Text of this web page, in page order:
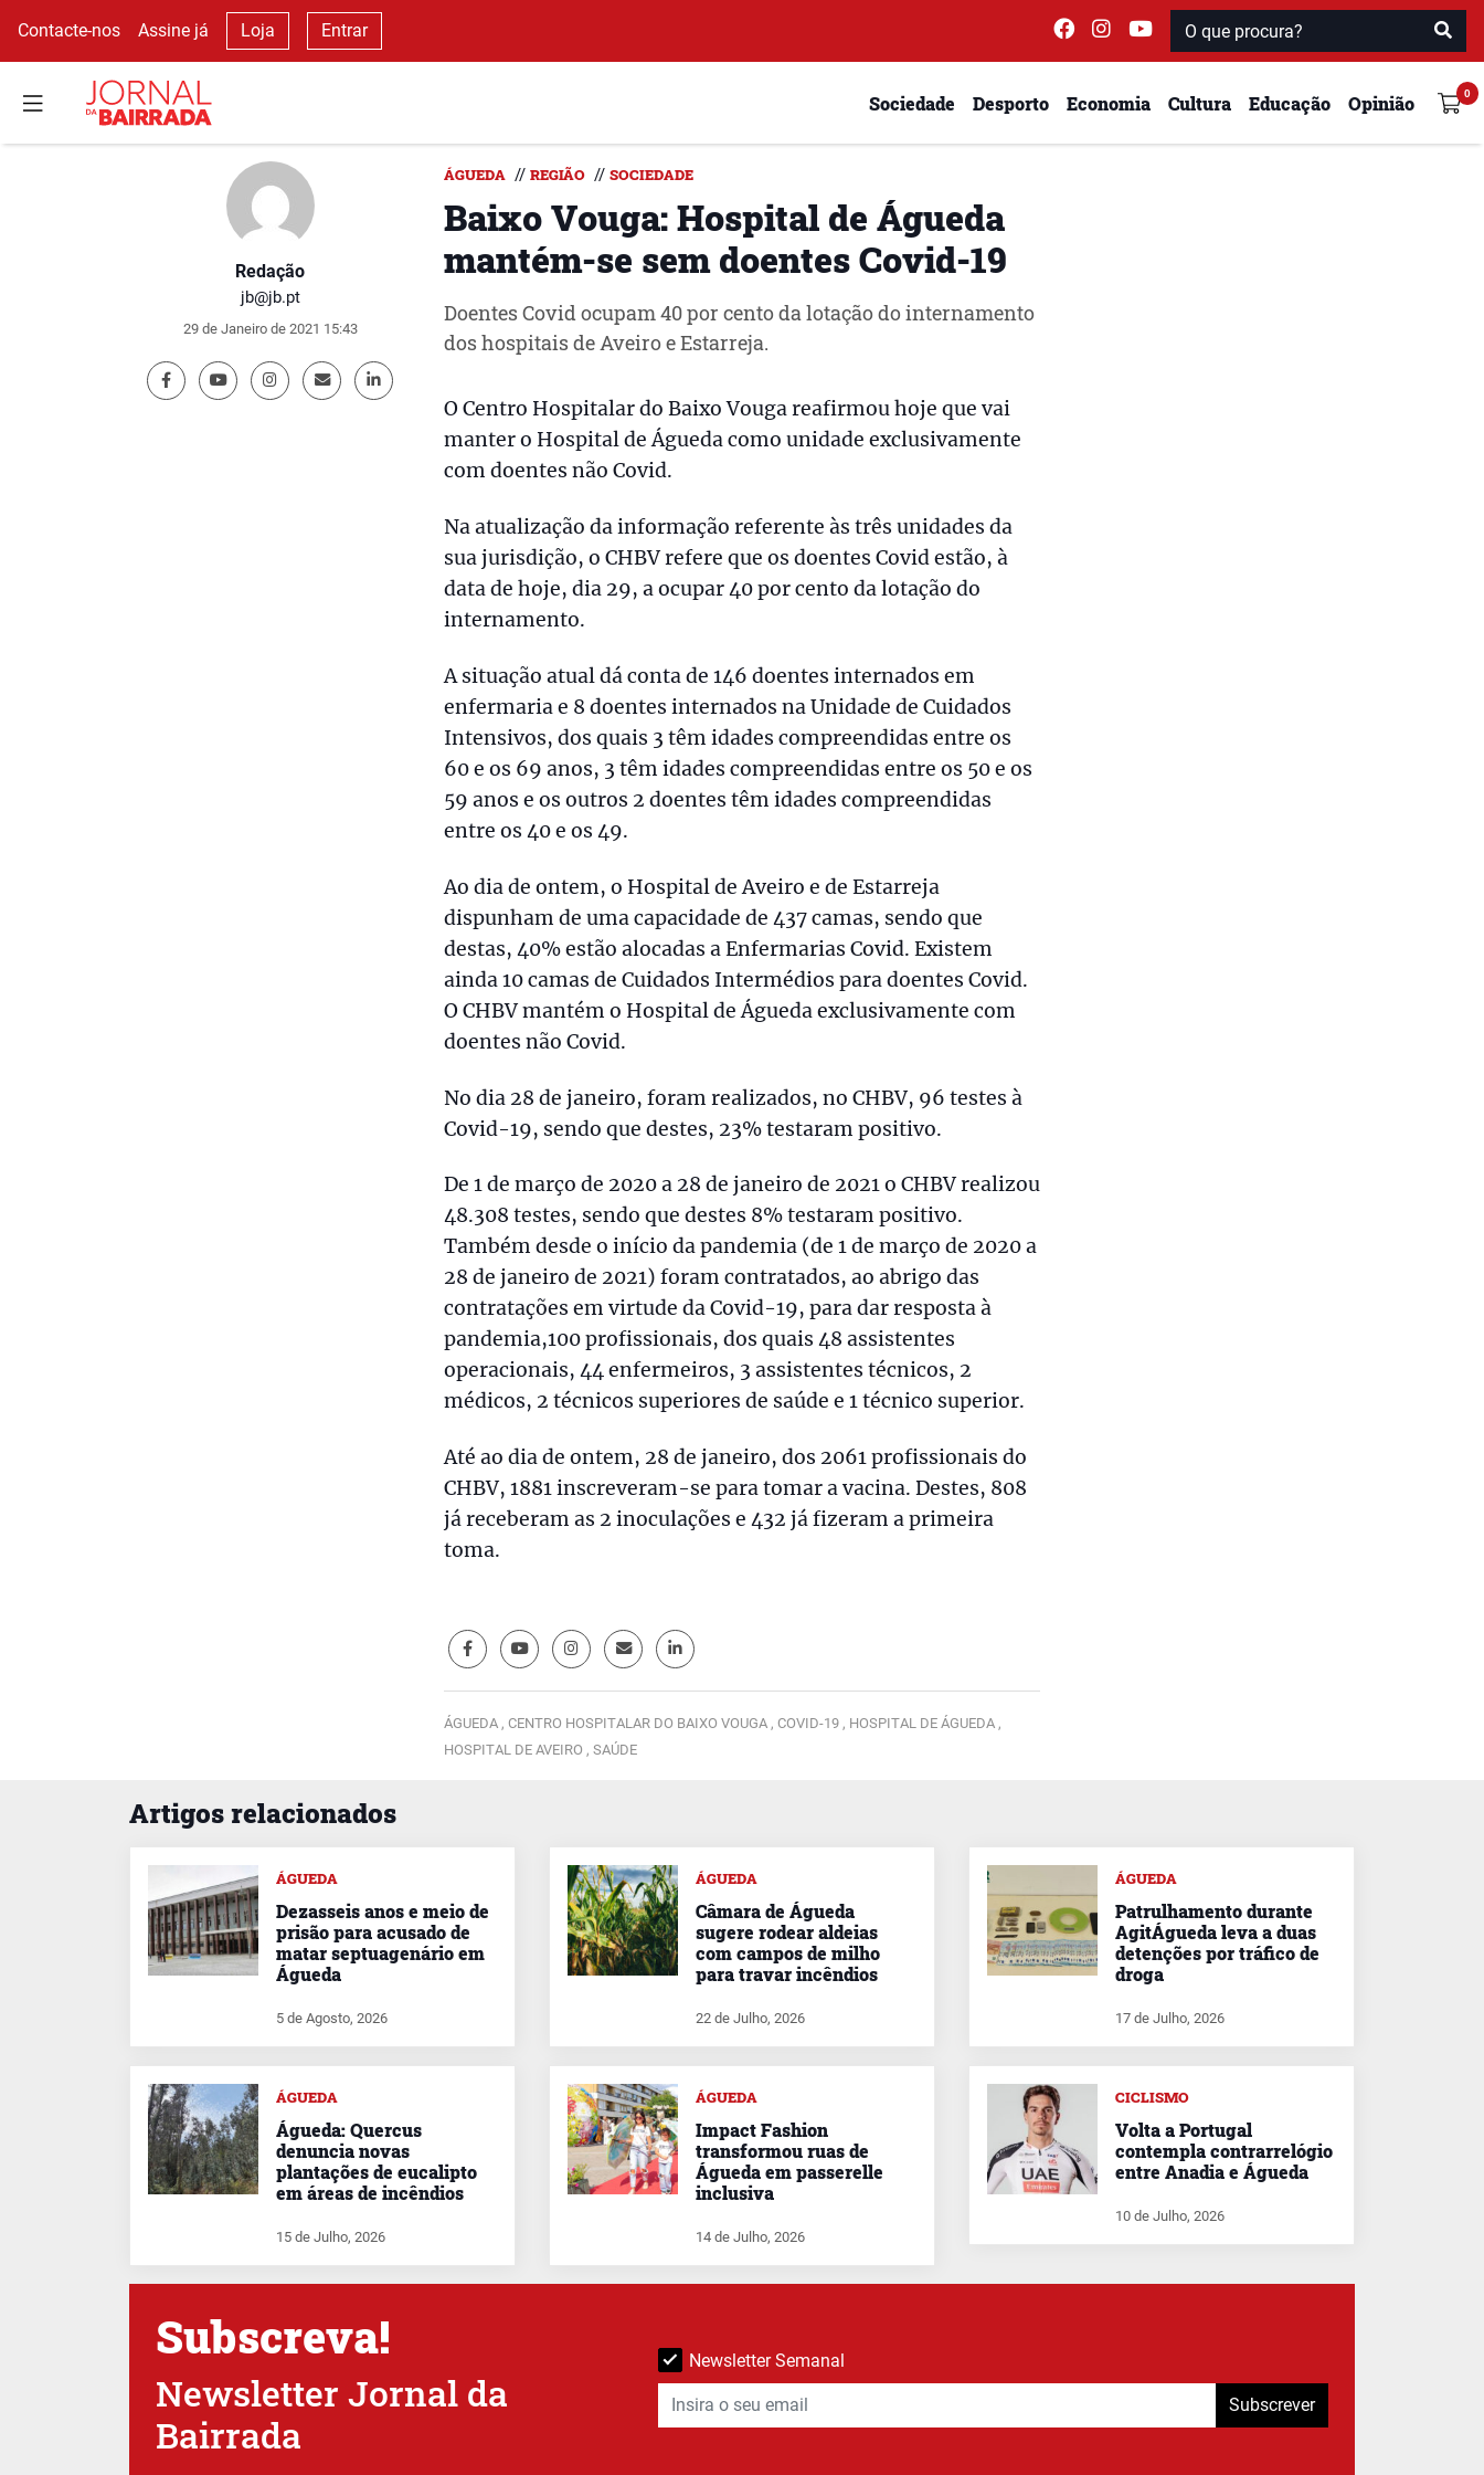
Contacte-nos Assine já Loja Entrar
Sociedade Desporto Economia Cultura Educação Opinião
Redação
jb@jb.pt
29 de Janeiro de 2021 15:43
ÁGUEDA // REGIÃO // SOCIEDADE
Baixo Vouga: Hospital de Águeda
mantém-se sem doentes Covid-19
Doentes Covid ocupam 40 por cento da lotação do internamento
dos hospitais de Aveiro e Estarreja.
O Centro Hospitalar do Baixo Vouga reafirmou hoje que vai
manter o Hospital de Águeda como unidade exclusivamente
com doentes não Covid.
Na atualização da informação referente às três unidades da
sua jurisdição, o CHBV refere que os doentes Covid estão, à
data de hoje, dia 29, a ocupar 40 por cento da lotação do
internamento.
A situação atual dá conta de 146 doentes internados em
enfermaria e 8 doentes internados na Unidade de Cuidados
Intensivos, dos quais 3 têm idades compreendidas entre os
60 e os 69 anos, 3 têm idades compreendidas entre os 50 e os
59 anos e os outros 2 doentes têm idades compreendidas
entre os 40 e os 49.
Ao dia de ontem, o Hospital de Aveiro e de Estarreja
dispunham de uma capacidade de 437 camas, sendo que
destas, 40% estão alocadas a Enfermarias Covid. Existem
ainda 10 camas de Cuidados Intermédios para doentes Covid.
O CHBV mantém o Hospital de Águeda exclusivamente com
doentes não Covid.
No dia 28 de janeiro, foram realizados, no CHBV, 96 testes à
Covid-19, sendo que destes, 23% testaram positivo.
De 1 de março de 2020 a 28 de janeiro de 2021 o CHBV realizou
48.308 testes, sendo que destes 8% testaram positivo.
Também desde o início da pandemia (de 1 de março de 2020 a
28 de janeiro de 2021) foram contratados, ao abrigo das
contratações em virtude da Covid-19, para dar resposta à
pandemia,100 profissionais, dos quais 48 assistentes
operacionais, 44 enfermeiros, 3 assistentes técnicos, 2
médicos, 2 técnicos superiores de saúde e 1 técnico superior.
Até ao dia de ontem, 28 de janeiro, dos 2061 profissionais do
CHBV, 1881 inscreveram-se para tomar a vacina. Destes, 808
já receberam as 2 inoculações e 432 já fizeram a primeira
toma.
ÁGUEDA , CENTRO HOSPITALAR DO BAIXO VOUGA , COVID-19 , HOSPITAL DE ÁGUEDA ,
HOSPITAL DE AVEIRO , SAÚDE
Artigos relacionados
ÁGUEDA
Dezasseis anos e meio de
prisão para acusado de
matar septuagenário em
Águeda
5 de Agosto, 2026
ÁGUEDA
Câmara de Águeda
sugere rodear aldeias
com campos de milho
para travar incêndios
22 de Julho, 2026
ÁGUEDA
Patrulhamento durante
AgitÁgueda leva a duas
detenções por tráfico de
droga
17 de Julho, 2026
ÁGUEDA
Águeda: Quercus
denuncia novas
plantações de eucalipto
em áreas de incêndios
15 de Julho, 2026
ÁGUEDA
Impact Fashion
transformou ruas de
Águeda em passerelle
inclusiva
14 de Julho, 2026
CICLISMO
Volta a Portugal
contempla contrarrelógio
entre Anadia e Águeda
10 de Julho, 2026
Subscreva!
Newsletter Jornal da
Bairrada
Newsletter Semanal
Subscrever